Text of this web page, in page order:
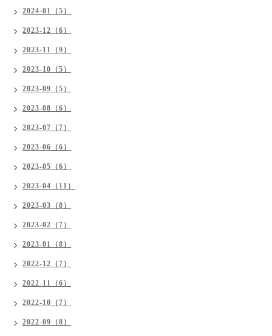
2024-01（5）
2023-12（6）
2023-11（9）
2023-10（5）
2023-09（5）
2023-08（6）
2023-07（7）
2023-06（6）
2023-05（6）
2023-04（11）
2023-03（8）
2023-02（7）
2023-01（8）
2022-12（7）
2022-11（6）
2022-10（7）
2022-09（8）